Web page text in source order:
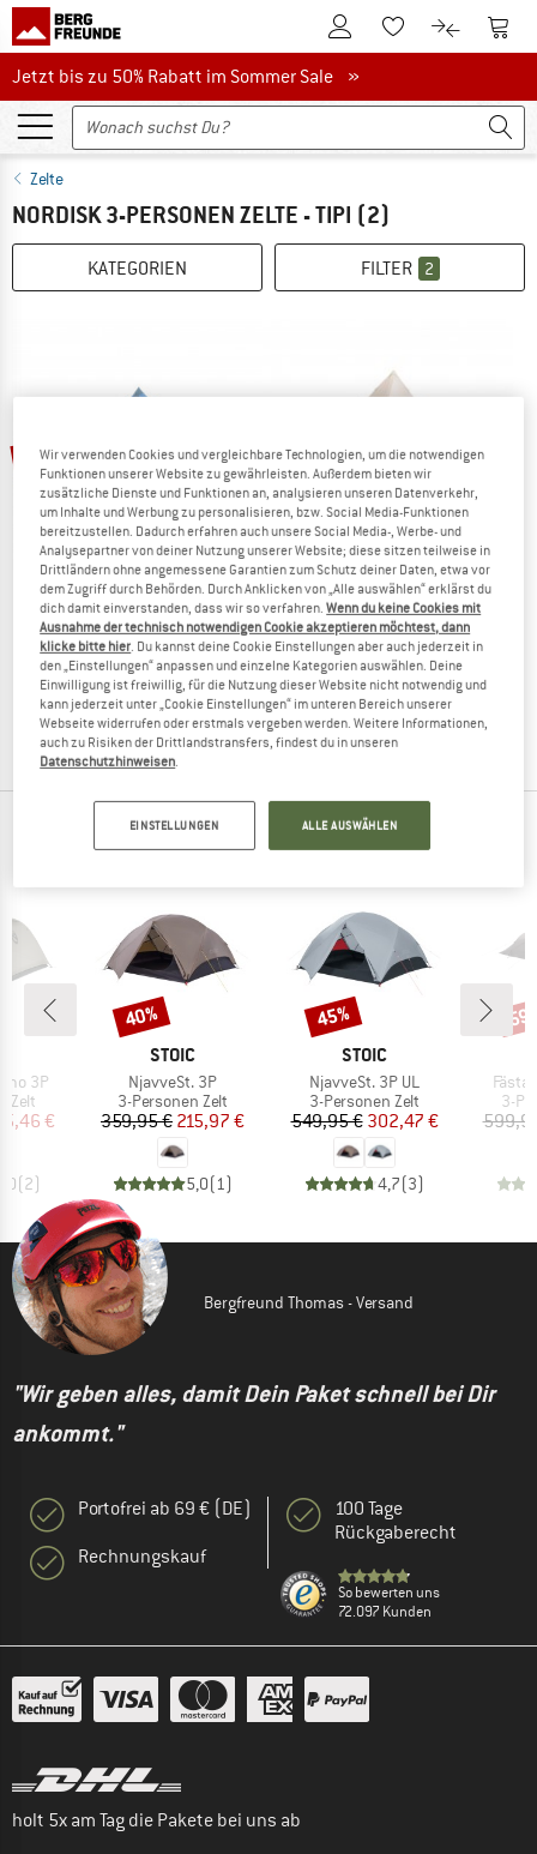
Zum KundenkontoZum Merkzettel.
Zum Zum
Jetzt bis zu 50% Rabatt im Sommer Sale
Jetzt bis zu 50% Rabatt im Sommer Sale »
Zelte
NORDISK 3-PERSONEN ZELTE - TIPI (2)
KATEGORIEN FILTER 2
25%
NORDISK
Asgard 7.1 Denim
3-Personen Zelt
999,95 €749,96 €
(0)
25%
NORDISK
Asgard 7.1 Technical Cotton
3-Personen Zelt
849,95 €637,46 €
(0)
TOP PRODUKTE DEINER LIEBLINGSMARKEN
3P
Zelt
Preis
€
(2)
MARKE
STOIC
Artikel
NjavveSt. 3P
Produktgruppe
3-Personen Zelt
Preis
359,95 €reduzierter Preis
215,97 €
5,0(1)
Rabatt
40%
MARKE
STOIC
Artikel
NjavveSt. 3P UL
Produktgruppe
3-Personen Zelt
Preis
549,95 €reduzierter Preis
302,47 €
4,7(3)
Rabatt
45%
Artikel
3-
Bergfreund Thomas - Versand
"Wir geben alles, damit Dein Paket schnell bei Dir
ankommt."
Portofrei ab 69 € (DE)
Rechnungskauf
100 Tage
Rückgaberecht
So bewerten uns
72.097 Kunden
holt 5x am Tag die Pakete bei uns ab
Wir verwenden Cookies und vergleichbare Technologien, um die notwendigen
Funktionen unserer Website zu gewährleisten. Außerdem bieten wir
zusätzliche Dienste und Funktionen an, analysieren unseren Datenverkehr,
um Inhalte und Werbung zu personalisieren, bzw. Social Media-Funktionen
bereitzustellen. Dadurch erfahren auch unsere Social Media-, Werbe- und
Analysepartner von deiner Nutzung unserer Website; diese sitzen teilweise in
Drittländern ohne angemessene Garantien zum Schutz deiner Daten, etwa vor
dem Zugriff durch Behörden. Durch Anklicken von „Alle auswählen“ erklärst du
dich damit einverstanden, dass wir so verfahren.Wenn du keine Cookies mit
Ausnahme der technisch notwendigen Cookie akzeptieren möchtest, dann
klicke bitte hier . Du kannst deine Cookie Einstellungen aber auch jederzeit in
den „Einstellungen“ anpassen und einzelne Kategorien auswählen. Deine
Einwilligung ist freiwillig, für die Nutzung dieser Website nicht notwendig und
kann jederzeit unter „Cookie Einstellungen“ im unteren Bereich unserer
Webseite widerrufen oder erstmals vergeben werden. Weitere Informationen,
auch zu Risiken der Drittlandstransfers, findest du in unseren
Datenschutzhinweisen
EINSTELLUNGEN ALLE AUSWÄHLEN